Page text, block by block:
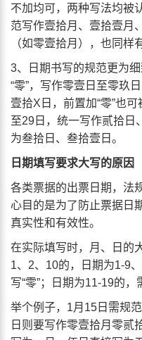
不加均可，两种写法均被
范写作壹拾月、壹拾壹月
（如零壹拾月），也同样
3、日期书写的规范更为
“零”，写作零壹日至零玖
壹拾X日，前置加“零”也
至29日，统一写作贰拾日
为叁拾日、叁拾壹日。
日期填写要求大写的原因
各类票据的出票日期，法
心目的是为了防止票据日
真实性和有效性。
在实际填写时，月、日的
1、2、10的，日期为1-9
写“零”；日期为11-19的，
举个例子，1月15日需规
日则要写作零壹拾月零贰